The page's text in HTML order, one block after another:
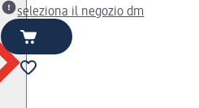
seleziona il negozio dm